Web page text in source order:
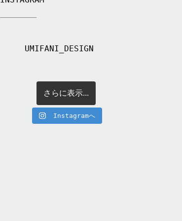
UMIFANI_DESIGN
さらに表示...
Instagramへ